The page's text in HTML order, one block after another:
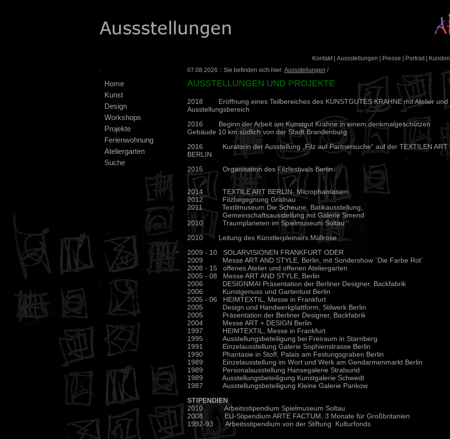
Kontakt| Aussstellungen Presse Portrait| Kunden
Home
Kunst
Design
Workshops
Projekte
Ferienwohnung
Ateliergarten
Suche
07.08.2026 :: Sie befinden sich hier: Aussstellungen /
AUSSTELLUNGEN UND PROJEKTE
2018 Eröffnung eines Teilbereiches des KUNSTGUTES KRAHNE mit Atelier und
Ausstellungsbereich
2016 Beginn der Arbeit am Kunstgut Krahne in einem denkmalgeschützen
Gebäude 10 km südlich von der Stadt Brandenburg
2016 Kuratorin der Ausstellung „Filz auf Partnersuche“ auf der TEXTILEN ART
BERLIN
2015 Organisation des Filzfestivals Berlin
2014 TEXTILE ART BERLIN- Microphantasien
2012 Filzbegegnung Grainau
2011 Textilmuseum Die Scheune, Batikausstellung,
Gemeinschaftsausstellung mit Galerie Smend
2010 Traumplaneten im Spielmuseum Soltau
2010 Leitung des Künstlerpleinairs Müllrose
2009 - 10 SOLARVISIONEN FRANKFURT ODER
2009 Messe ART AND STYLE, Berlin, mit Sondershow `Die Farbe Rot`
2008 - 15 offenes Atelier und offenen Ateliergarten
2005 - 08 Messe ART AND STYLE, Berlin
2006 DESIGNMAI Präsentation der Berliner Designer, Backfabrik
2006 Kunstgenuss und Gartenlust Berlin
2005 - 06 HEIMTEXTIL, Messe in Frankfurt
2005 Design und Handwerkplattform, Stilwerk Berlin
2005 Präsentation der Berliner Designer, Backfabrik
2004 Messe ART + DESIGN Berlin
1997 HEIMTEXTIL, Messe in Frankfurt
1995 Ausstellungsbeteiligung bei Freiraum in Starnberg
1991 Einzelausstellung Galerie Sophienstrasse Berlin
1990 Phantasie in Stoff, Palais am Festungsgraben Berlin
1989 Einzelausstellung im Wort und Werk am Gendarmenmarkt Berlin
1989 Personalausstellung Hansegalerie Stralsund
1989 Ausstellungsbeteiligung Kunstgalerie Schwedt
1987 Ausstellungsbeteiligung Kleine Galerie Pankow
STIPENDIEN
2010 Arbeitsstipendium Spielmuseum Soltau
2008 EU-Stipendium ARTE FACTUM, 3 Monate für Großbritanien
1992-93 Arbeitsstipendium von der Stiftung Kulturfonds